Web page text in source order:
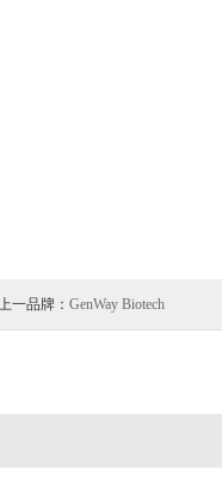
一品牌： GenWay Biotech